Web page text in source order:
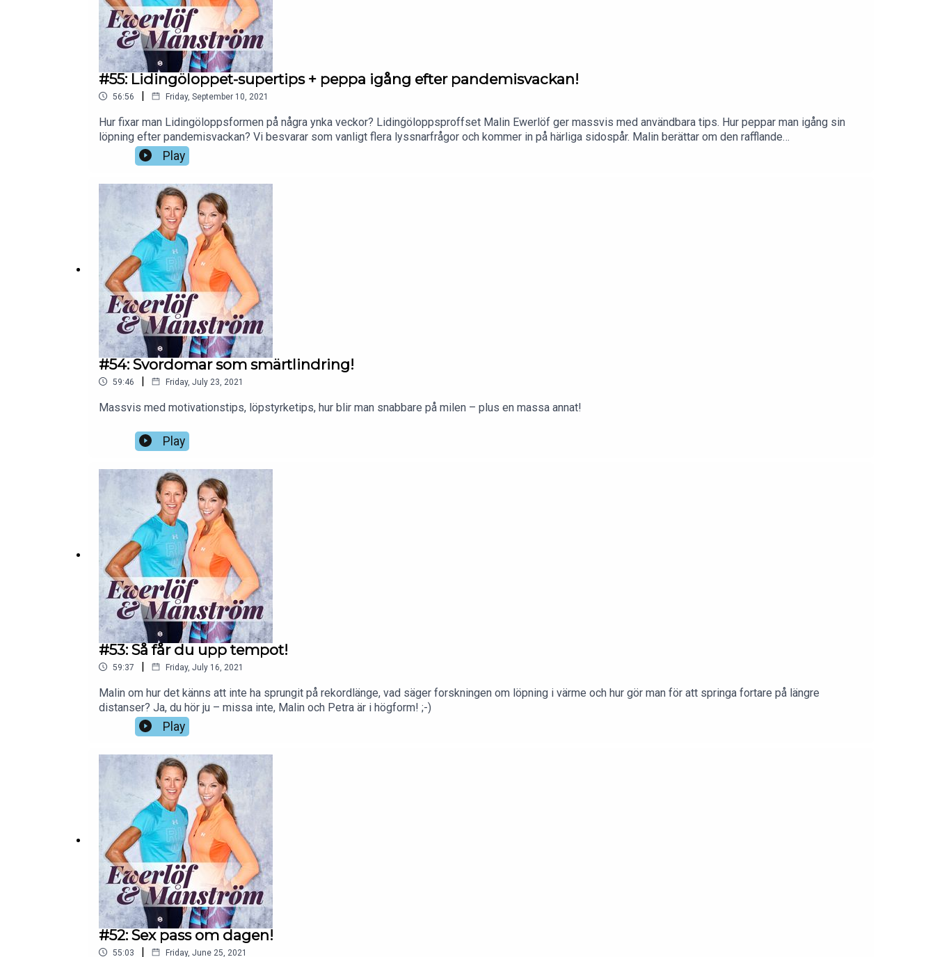
#55: Lidingöloppet-supertips + peppa igång efter pandemisvackan!
56:56 | Friday, September 10, 2021
Hur fixar man Lidingöloppsformen på några ynka veckor? Lidingöloppsproffset Malin Ewerlöf ger massvis med användbara tips. Hur peppar man igång sin
löpning efter pandemisvackan? Vi besvarar som vanligt flera lyssnarfrågor och kommer in på härliga sidospår. Malin berättar om den rafflande
Play
#54: Svordomar som smärtlindring!
59:46 | Friday, July 23, 2021
Massvis med motivationstips, löpstyrketips, hur blir man snabbare på milen – plus en massa annat!
Play
#53: Så får du upp tempot!
59:37 | Friday, July 16, 2021
Malin om hur det känns att inte ha sprungit på rekordlänge, vad säger forskningen om löpning i värme och hur gör man för att springa fortare på längre
distanser? Ja, du hör ju – missa inte, Malin och Petra är i högform! ;-)
Play
#52: Sex pass om dagen!
55:03 | Friday, June 25, 2021